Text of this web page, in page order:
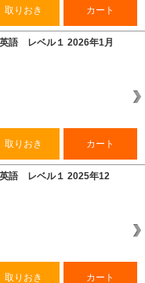
取りおき カート
語 レベル１ 2026年1月
取りおき カート
英語 レベル１ 2025年12
取りおき カート